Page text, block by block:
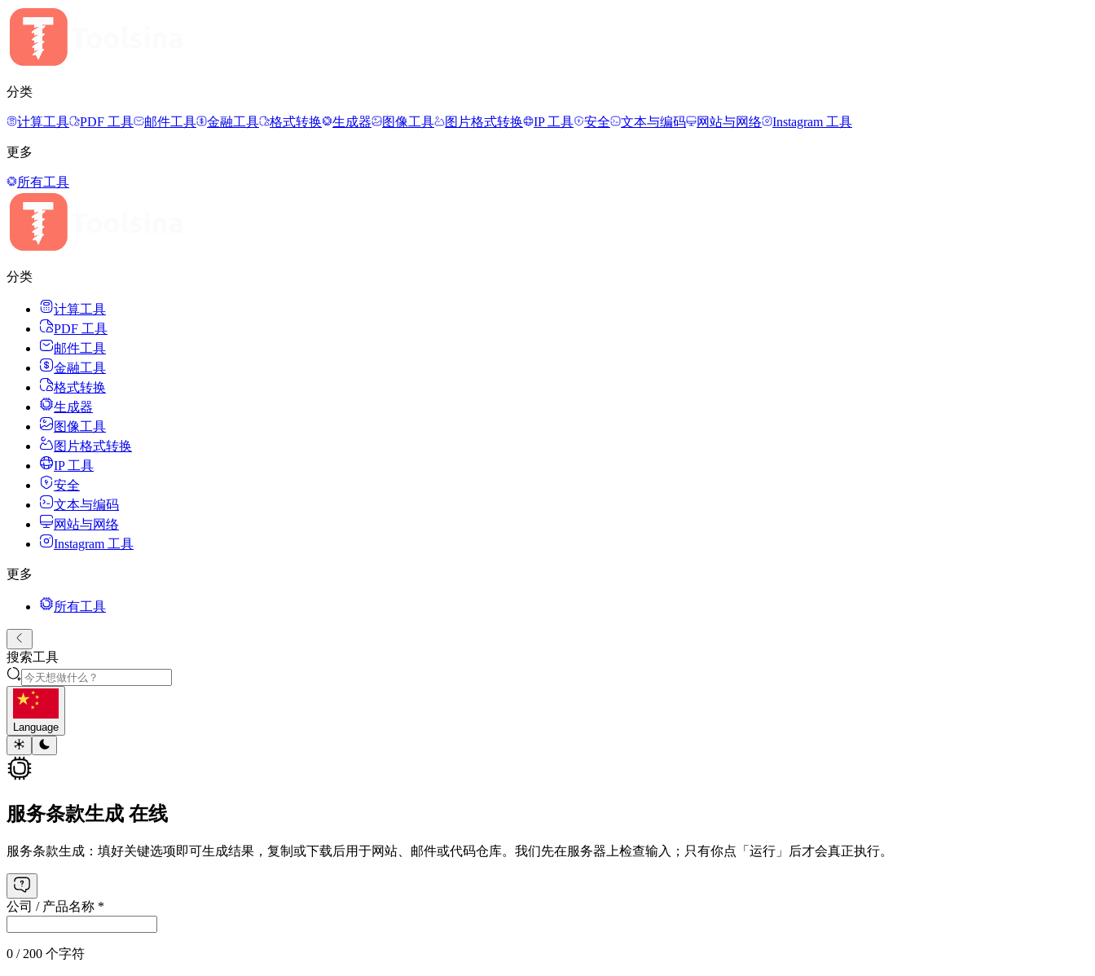
分类
计算工具 PDF 工具 邮件工具 金融工具 格式转换 生成器 图像工具 图片格式转换 IP 工具 安全 文本与编码 网站与网络 Instagram 工具
更多
所有工具
分类
计算工具
PDF 工具
邮件工具
金融工具
格式转换
生成器
图像工具
图片格式转换
IP 工具
安全
文本与编码
网站与网络
Instagram 工具
更多
所有工具
搜索工具
Language
服务条款生成 在线
服务条款生成：填好关键选项即可生成结果，复制或下载后用于网站、邮件或代码仓库。 我们先在服务器上检查输入；只有你点「运行」后才会真正执行。
公司 / 产品名称 *
0 / 200 个字符